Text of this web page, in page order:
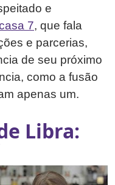
e
7, que fala
e parcerias,
de seu próximo
como a fusão
apenas um.
Libra: